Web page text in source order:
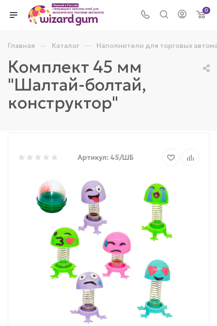
0
Главная — Каталог — Наполнители для торговых
Комплект 45 мм
"Шалтай-болтай,
конструктор"
Артикул: 45/ШБ